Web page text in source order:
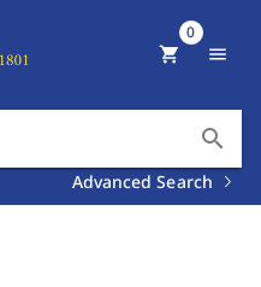
search
Advanced Search
shopping_cart
0
menu